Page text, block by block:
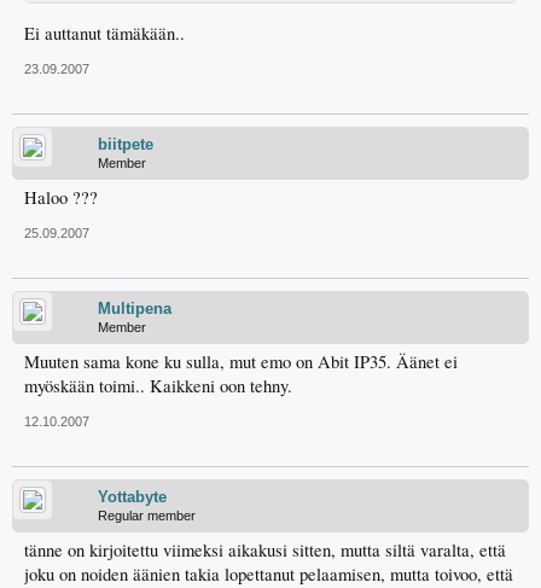
Ei auttanut tämäkään..
23.09.2007
biitpete
Member
Haloo ???
25.09.2007
Multipena
Member
Muuten sama kone ku sulla, mut emo on Abit IP35. Äänet ei
myöskään toimi.. Kaikkeni oon tehny.
12.10.2007
Yottabyte
Regular member
tänne on kirjoitettu viimeksi aikakusi sitten, mutta siltä varalta, että
joku on noiden äänien takia lopettanut pelaamisen, mutta toivoo, että